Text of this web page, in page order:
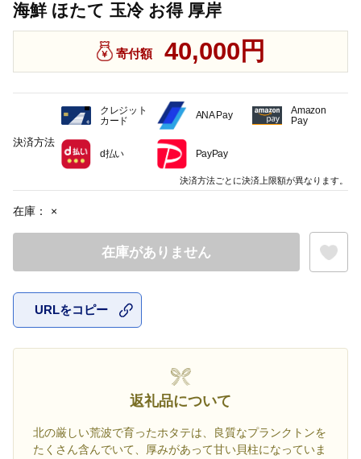
海鮮 ほたて 玉冷 お得 厚岸
寄付額 40,000円
在庫： ×
在庫がありません
URLをコピー
返礼品について
北の厳しい荒波で育ったホタテは、良質なプランクトンを
たくさん含んでいて、厚みがあって甘い貝柱になっていま
決済方法
クレジット
カード
ANA Pay
Amazon
Pay
d払い PayPay
決済方法ごとに決済上限額が異なります。